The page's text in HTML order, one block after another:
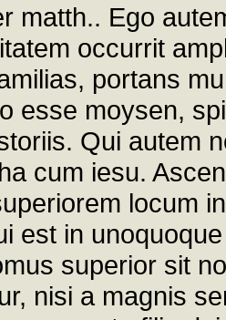
matth.. Ego
occurrit
portans
esse moysen,
Qui autem
cum iesu.
locum
est in
superior sit
nisi a magnis